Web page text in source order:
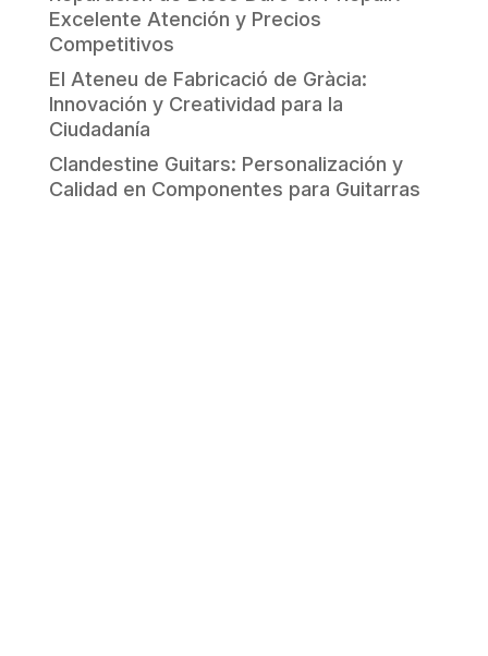
Excelente Atención y Precios
Competitivos
El Ateneu de Fabricació de Gràcia:
Innovación y Creatividad para la
Ciudadanía
Clandestine Guitars: Personalización y
Calidad en Componentes para Guitarras